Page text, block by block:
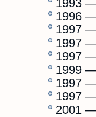
1993
1996
1997 —
1997 —
1997 —
1999
1997 —
1997 —
2001